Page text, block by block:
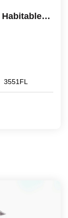
Longère Secteur Beugny 120 M2 Habitables + Possibilités...
3551FL